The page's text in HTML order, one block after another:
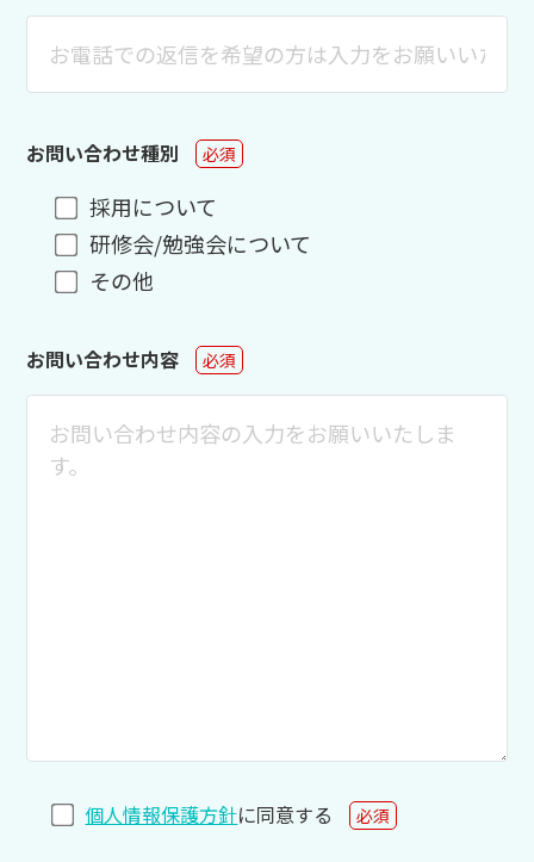
お問い合わせ種別 必須
採用について
研修会/勉強会について
その他
お問い合わせ内容 必須
個人情報保護方針に同意する 必須